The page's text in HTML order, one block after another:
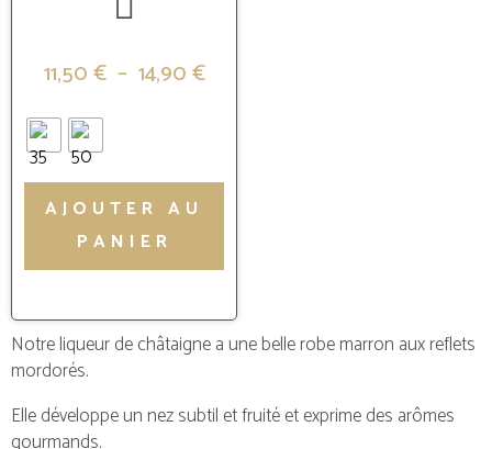
11,50€ – 14,90€
AJOUTER AU
PANIER
Notre liqueur de châtaigne a une belle robe marron aux reflets
mordorés.
Elle développe un nez subtil et fruité et exprime des arômes
gourmands.